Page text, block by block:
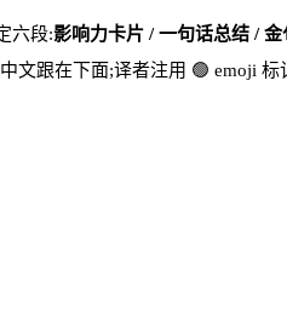
六段:影响力卡片 / 一句话总结 /
文跟在下面;译者注用 🟢 emoji 标